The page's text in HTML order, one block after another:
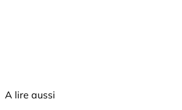
A lire aussi